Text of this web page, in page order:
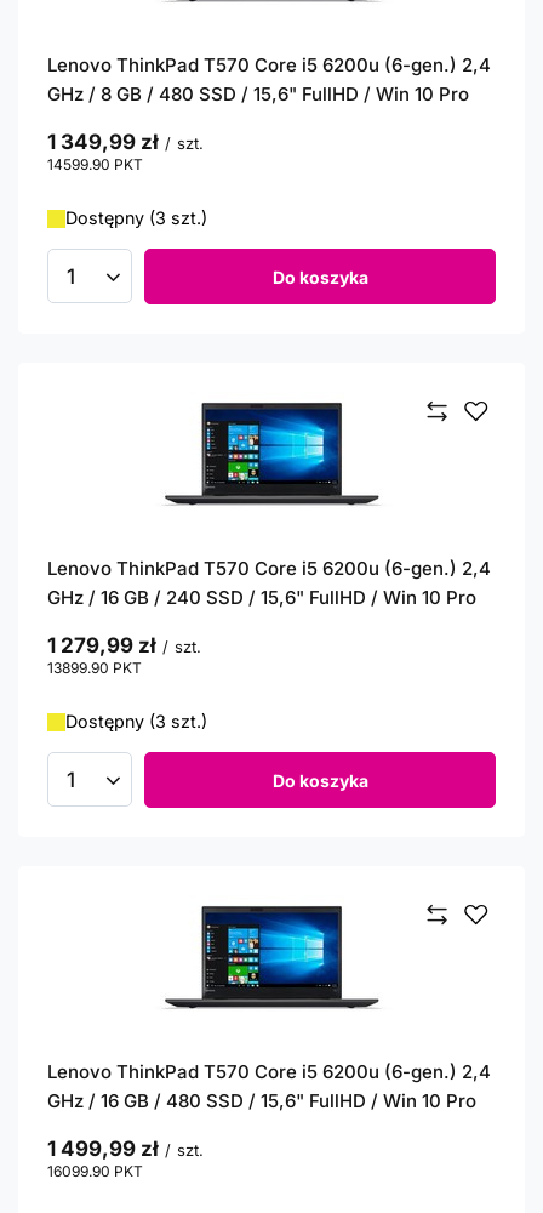
Lenovo ThinkPad T570 Core i5 6200u (6-gen.) 2,4
GHz / 8 GB / 480 SSD / 15,6" FullHD / Win 10 Pro
1 349,99 zł / szt.
14599.90 PKT
Dostępny (3 szt.)
Ilość produktów Do koszyka
Lenovo ThinkPad T570 Core i5 6200u (6-gen.) 2,4
GHz / 16 GB / 240 SSD / 15,6" FullHD / Win 10 Pro
1 279,99 zł / szt.
13899.90 PKT
Dostępny (3 szt.)
Ilość produktów Do koszyka
Lenovo ThinkPad T570 Core i5 6200u (6-gen.) 2,4
GHz / 16 GB / 480 SSD / 15,6" FullHD / Win 10 Pro
1 499,99 zł / szt.
16099.90 PKT